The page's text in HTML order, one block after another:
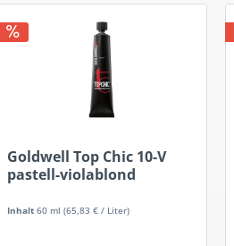
Goldwell Top Chic 10-V
pastell-violablond
Inhalt60 ml(65,83 € / Liter)